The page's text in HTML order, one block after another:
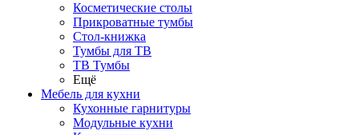
Косметические столы
Прикроватные тумбы
Стол-книжка
Тумбы для ТВ
ТВ Тумбы
Ещё
Мебель для кухни
Кухонные гарнитуры
Модульные кухни